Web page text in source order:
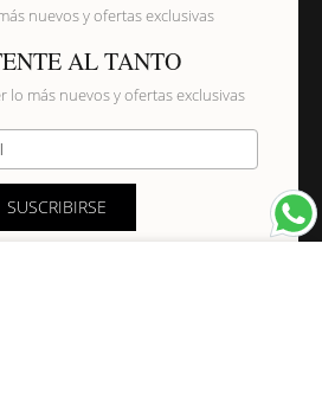
nuevos y ofertas exclusivas
AL TANTO
lo más nuevos y ofertas exclusivas
SUSCRIBIRSE